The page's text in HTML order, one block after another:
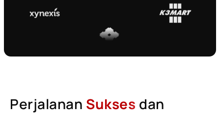
Perjalanan Sukses dan